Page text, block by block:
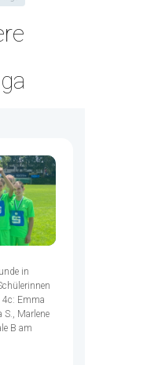
in
4c: Emma
S., Marlene
B am